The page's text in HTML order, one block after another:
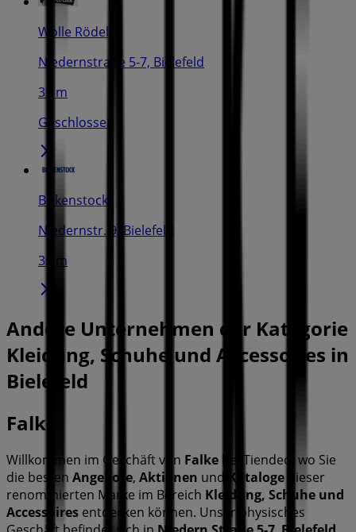
Wolle Rödel
Niedernstraße 5-7, Bielefeld
35 m
Geschlossen
Birkenstock
Niedernstr. 9, Bielefeld
35 m
Andere Unternehmen der Kategorie
Kleidung, Schuhe und Accessoires in
Bielefeld
Falke
Willkommen im Geschäft von Falke bei Tiendeo, wo Sie
die besten Angebote, Aktionen und Kataloge dieser
renommierten Marke im Bereich Kleidung, Schuhe und
Accessoires entdecken können. Unser physisches